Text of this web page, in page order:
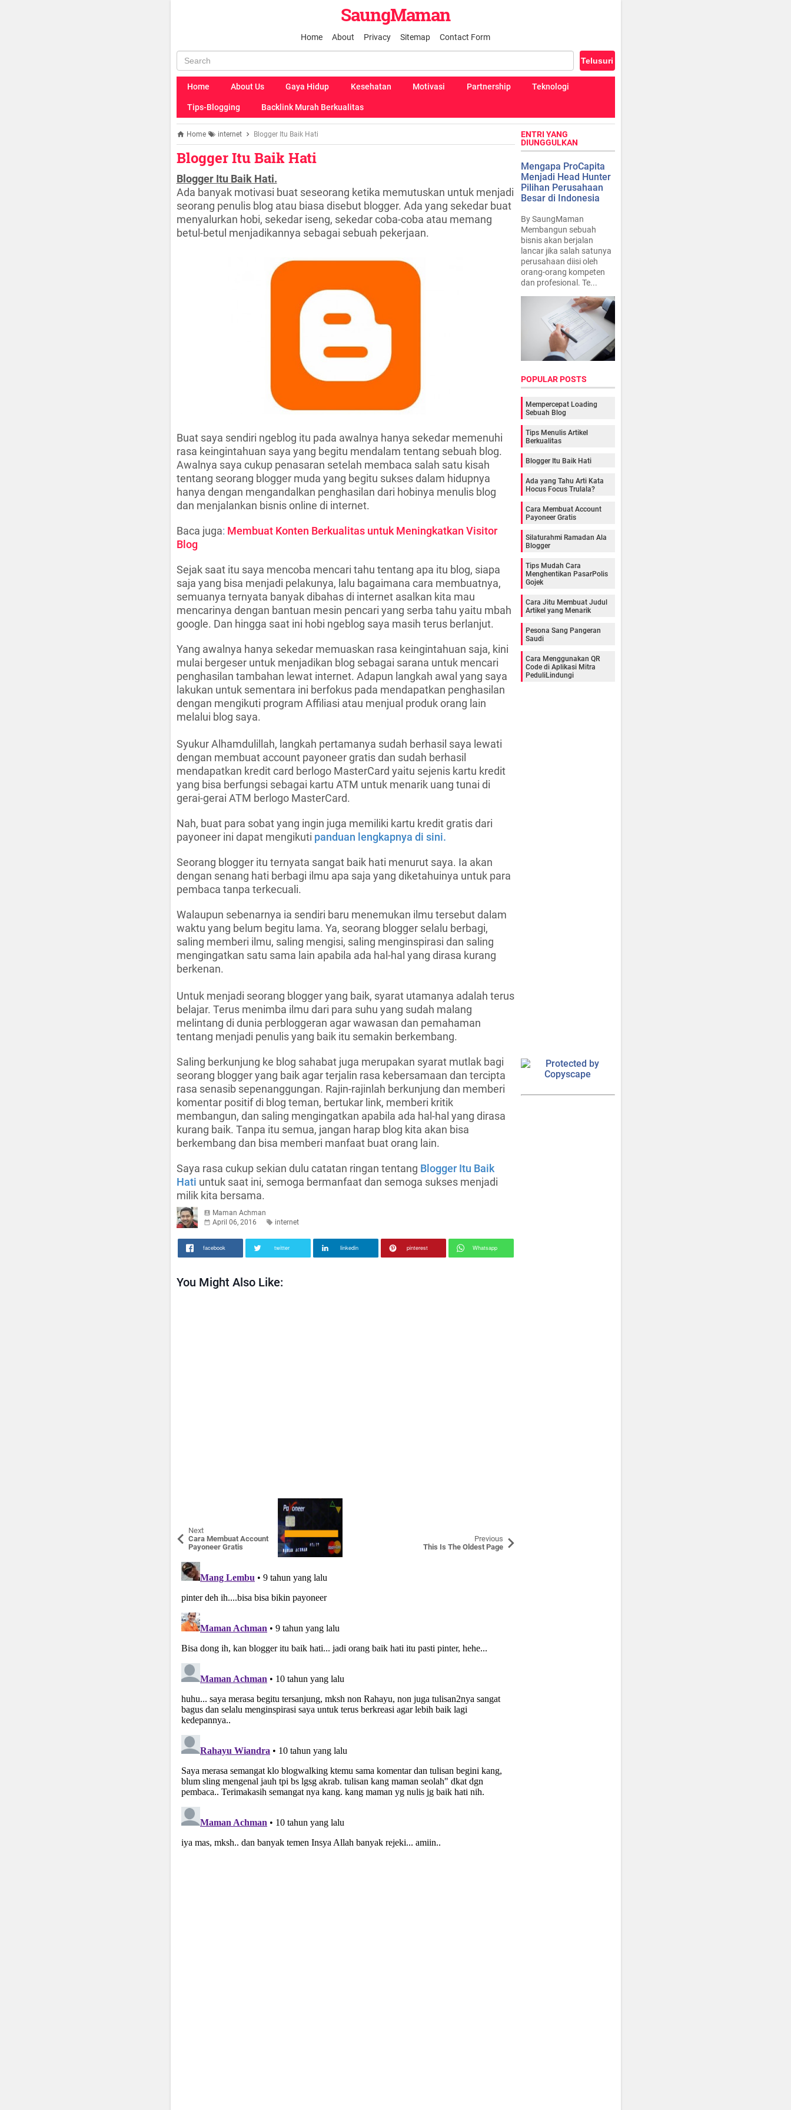
SaungMaman
Home About Privacy Sitemap Contact Form
Home About Us Gaya Hidup Kesehatan Motivasi Partnership Teknologi
Tips-Blogging Backlink Murah Berkualitas
Home internet Blogger Itu Baik Hati
Blogger Itu Baik Hati
Blogger Itu Baik Hati.
Ada banyak motivasi buat seseorang ketika memutuskan untuk menjadi
seorang penulis blog atau biasa disebut blogger. Ada yang sekedar buat
menyalurkan hobi, sekedar iseng, sekedar coba-coba atau memang
betul-betul menjadikannya sebagai sebuah pekerjaan.
Buat saya sendiri ngeblog itu pada awalnya hanya sekedar memenuhi
rasa keingintahuan saya yang begitu mendalam tentang sebuah blog.
Awalnya saya cukup penasaran setelah membaca salah satu kisah
tentang seorang blogger muda yang begitu sukses dalam hidupnya
hanya dengan mengandalkan penghasilan dari hobinya menulis blog
dan menjalankan bisnis online di internet.
Baca juga: Membuat Konten Berkualitas untuk Meningkatkan Visitor
Blog
Sejak saat itu saya mencoba mencari tahu tentang apa itu blog, siapa
saja yang bisa menjadi pelakunya, lalu bagaimana cara membuatnya,
semuanya ternyata banyak dibahas di internet asalkan kita mau
mencarinya dengan bantuan mesin pencari yang serba tahu yaitu mbah
google. Dan hingga saat ini hobi ngeblog saya masih terus berlanjut.
Yang awalnya hanya sekedar memuaskan rasa keingintahuan saja, kini
mulai bergeser untuk menjadikan blog sebagai sarana untuk mencari
penghasilan tambahan lewat internet. Adapun langkah awal yang saya
lakukan untuk sementara ini berfokus pada mendapatkan penghasilan
dengan mengikuti program Affiliasi atau menjual produk orang lain
melalui blog saya.
Syukur Alhamdulillah, langkah pertamanya sudah berhasil saya lewati
dengan membuat account payoneer gratis dan sudah berhasil
mendapatkan kredit card berlogo MasterCard yaitu sejenis kartu kredit
yang bisa berfungsi sebagai kartu ATM untuk menarik uang tunai di
gerai-gerai ATM berlogo MasterCard.
Nah, buat para sobat yang ingin juga memiliki kartu kredit gratis dari
payoneer ini dapat mengikuti panduan lengkapnya di sini.
Seorang blogger itu ternyata sangat baik hati menurut saya. Ia akan
dengan senang hati berbagi ilmu apa saja yang diketahuinya untuk para
pembaca tanpa terkecuali.
Walaupun sebenarnya ia sendiri baru menemukan ilmu tersebut dalam
waktu yang belum begitu lama. Ya, seorang blogger selalu berbagi,
saling memberi ilmu, saling mengisi, saling menginspirasi dan saling
mengingatkan satu sama lain apabila ada hal-hal yang dirasa kurang
berkenan.
Untuk menjadi seorang blogger yang baik, syarat utamanya adalah terus
belajar. Terus menimba ilmu dari para suhu yang sudah malang
melintang di dunia perbloggeran agar wawasan dan pemahaman
tentang menjadi penulis yang baik itu semakin berkembang.
Saling berkunjung ke blog sahabat juga merupakan syarat mutlak bagi
seorang blogger yang baik agar terjalin rasa kebersamaan dan tercipta
rasa senasib sepenanggungan. Rajin-rajinlah berkunjung dan memberi
komentar positif di blog teman, bertukar link, memberi kritik
membangun, dan saling mengingatkan apabila ada hal-hal yang dirasa
kurang baik. Tanpa itu semua, jangan harap blog kita akan bisa
berkembang dan bisa memberi manfaat buat orang lain.
Saya rasa cukup sekian dulu catatan ringan tentang Blogger Itu Baik
Hati untuk saat ini, semoga bermanfaat dan semoga sukses menjadi
milik kita bersama.
Maman Achman
April 06, 2016
internet
facebook twitter linkedin pinterest Whatsapp
You Might Also Like:
Next
Cara Membuat Account
Payoneer Gratis
Previous
This Is The Oldest Page
ENTRI YANG
DIUNGGULKAN
Mengapa ProCapita
Menjadi Head Hunter
Pilihan Perusahaan
Besar di Indonesia
By SaungMaman
Membangun sebuah
bisnis akan berjalan
lancar jika salah satunya
perusahaan diisi oleh
orang-orang kompeten
dan profesional. Te...
POPULAR POSTS
Mempercepat Loading
Sebuah Blog
Tips Menulis Artikel
Berkualitas
Blogger Itu Baik Hati
Ada yang Tahu Arti Kata
Hocus Focus Trulala?
Cara Membuat Account
Payoneer Gratis
Silaturahmi Ramadan Ala
Blogger
Tips Mudah Cara
Menghentikan PasarPolis
Gojek
Cara Jitu Membuat Judul
Artikel yang Menarik
Pesona Sang Pangeran
Saudi
Cara Menggunakan QR
Code di Aplikasi Mitra
PeduliLindungi